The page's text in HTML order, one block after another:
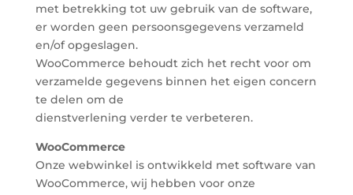
met betrekking tot uw gebruik van de software,
er worden geen persoonsgegevens verzameld
en/of opgeslagen.
WooCommerce behoudt zich het recht voor om
verzamelde gegevens binnen het eigen concern
te delen om de
dienstverlening verder te verbeteren.
WooCommerce
Onze webwinkel is ontwikkeld met software van
WooCommerce, wij hebben voor onze